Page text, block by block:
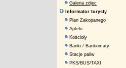
Galeria zdjec
Informator turysty
Plan Zakopanego
Apteki
Kościoły
Banki / Bankomaty
Stacje paliw
PKS/BUS/TAXI